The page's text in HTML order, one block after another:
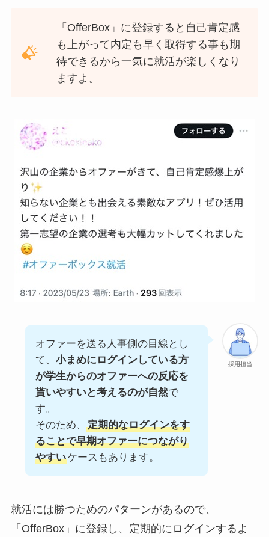
「OfferBox」に登録すると自己肯定感
も上がって内定も早く取得する事も期
待できるから一気に就活が楽しくなり
ますよ。
採用担当
オファーを送る人事側の目線とし
て、 小まめにログインしている方
が学生からのオファーへの反応を
貰いやすいと考えるのが自然で
す。
そのため、
定期的なログインをす
ることで早期オファーにつながり
やすいケースもあります。
就活には勝つためのパターンがあるので、
「OfferBox」に登録し、定期的にログインするよ